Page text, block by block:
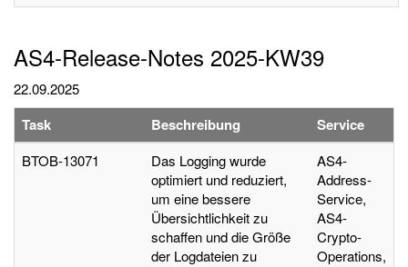
AS4-Release-Notes 2025-KW39
22.09.2025
Task Beschreibung Service
BTOB-13071
Das Logging wurde
optimiert und reduziert,
um eine bessere
Übersichtlichkeit zu
schaffen und die Größe
der Logdateien zu
AS4-
Address-
Service,
AS4-
Crypto-
Operations,